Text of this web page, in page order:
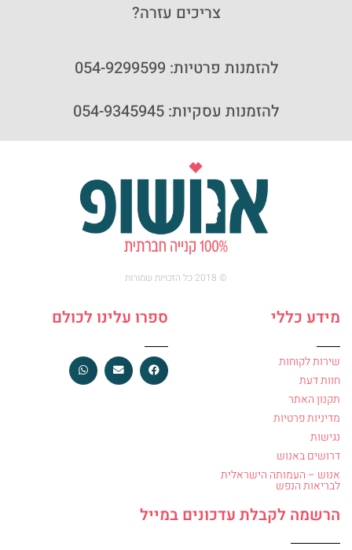
צריכים עזרה?
להזמנות פרטיות: 054-9299599
להזמנות עסקיות: 054-9345945
© 2018 כל הזכויות שמורות
מידע כללי
שירות לקוחות
חוות דעת
תקנון האתר
מדיניות פרטיות
נגישות
דרושים באנוש
אנוש – העמותה הישראלית
לבריאות הנפש
ספרו עלינו לכולם
הרשמה לקבלת עדכונים במייל